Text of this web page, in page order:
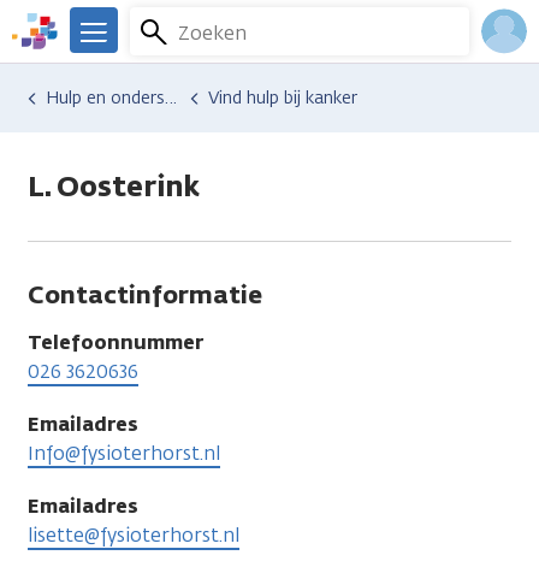
Overslaan
en
naar
We
er
Kanker.nl
Zoeken
Menu
Hulp en ondersteuning Vind hulp bij kanker
L. Oosterink
Contactinformatie
Telefoonnummer
026 3620636
Emailadres
Info@fysioterhorst.nl
Emailadres
lisette@fysioterhorst.nl